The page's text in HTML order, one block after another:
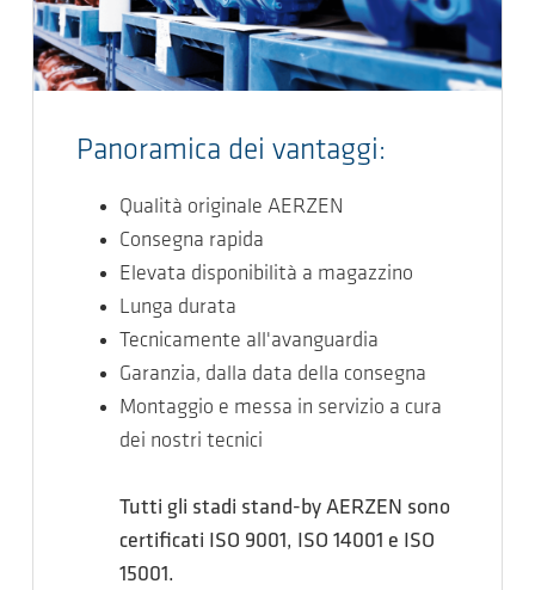
Panoramica dei vantaggi:
Qualità originale AERZEN
Consegna rapida
Elevata disponibilità a magazzino
Lunga durata
Tecnicamente all'avanguardia
Garanzia, dalla data della consegna
Montaggio e messa in servizio a cura
dei nostri tecnici
Tutti gli stadi stand-by AERZEN sono
certificati ISO 9001, ISO 14001 e ISO
15001.